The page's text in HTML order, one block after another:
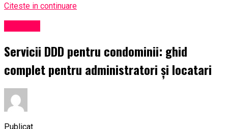
Citeste in continuare
Servicii DDD pentru condominii: ghid
complet pentru administratori și locatari
Publicat